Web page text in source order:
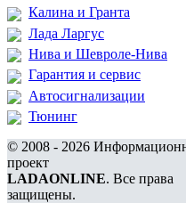
Калина и Гранта
Лада Ларгус
Нива и Шевроле-Нива
Гарантия и сервис
Автосигнализации
Тюнинг
© 2008 - 2026
проект
LADAONLINE. Все права
защищены.